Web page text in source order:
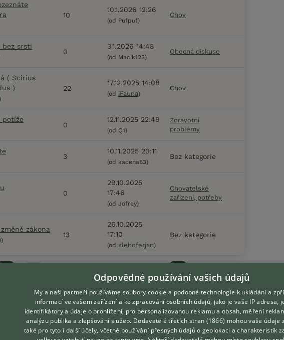
10
10.1.2026 12:26
(od Pufpuf)
Chov
bez srsti
0
3.1.2026 14:48
(od Macik123)
Obecná diskuse
( Scirius
)
22
17.12.2025 14:08
(od iFauna)
Chov
potíže
0
12.11.2025 22:49
(od Q1)
Zdravotní
problémy
3
10.11.2025 20:11
(od kacena83)
Bez kategorie
0
29.10.2025
17:46
(od Jofrey)
Chovatelské
zařízení, potřeby
zákona
)
13
26.10.2025
17:10
(od slehoferjan)
Bez kategorie
DOMOVSKÁ STRÁNKA
O nás
Odpovědné používání vašich údajů
My a naši partneři používáme soubory cookie a podobné technologie k ukládání a
informací ve vašem zařízení a ke zpracování osobních údajů, jako je vaše IP adresa,
identifikátory a údaje o prohlížení, pro personalizovanou reklamu a obsah, měření
analýzu publika a zlepšování služeb. Dodavatelé třetích stran (1866) mohou vaše údaje
také pro tyto i další účely, včetně používání přesných údajů o geolokaci a charakteristik